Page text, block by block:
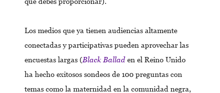
Los medios que ya tienen audiencias altamente
conectadas y participativas pueden aprovechar las
encuestas largas (Black Ballad en el Reino Unido
ha hecho exitosos sondeos de 100 preguntas con
temas como la maternidad en la comunidad negra,